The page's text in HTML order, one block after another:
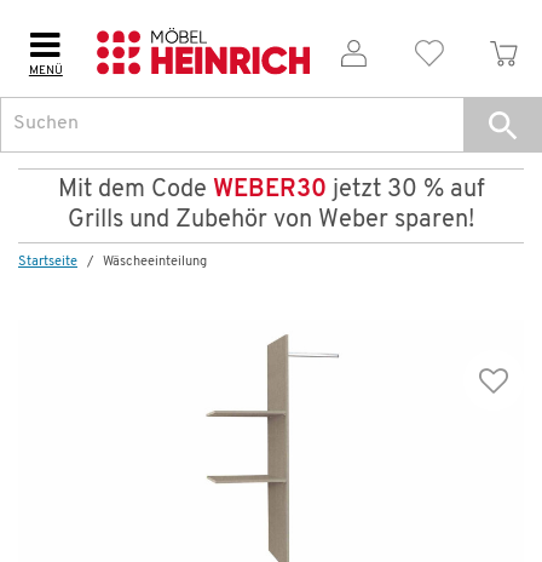
MENÜ
Mit dem Code WEBER30 jetzt 30 % auf
Grills und Zubehör von Weber sparen!
Startseite Wäscheeinteilung
Weitere Artikel aus der Serie
Wenige verfügbar
79,99 €